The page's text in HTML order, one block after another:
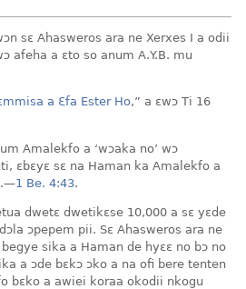
sɛ Ahasweros ara ne Xerxes I a odii
afeha a ɛto so anum A.Y.B. mu
a Ɛfa Ester Ho,” a ɛwɔ Ti 16
Amalekfo a ‘wɔaka no’ wɔ
ɛbɛyɛ sɛ na Haman ka Amalekfo a
1 Be. 4:43.
dwetɛ dwetikɛse 10,000 a sɛ yɛde
ɔpepem pii. Sɛ Ahasweros ara ne
sika a Haman de hyɛɛ no bɔ no
a ɔde bɛkɔ ɔko a na ofi bere tenten
bɛko a awiei koraa okodii nkogu